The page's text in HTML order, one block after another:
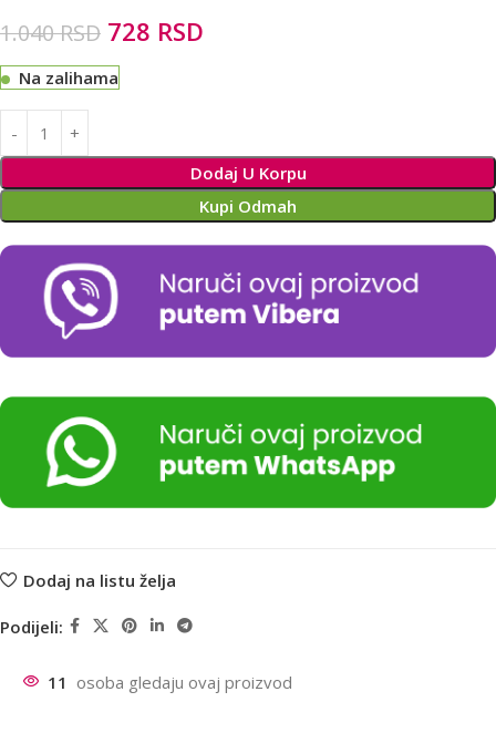
1.040RSD 728 RSD
Na zalihama
Dodaj U Korpu
Kupi Odmah
Alternative:
Dodaj na listu želja
Podijeli:
11 osoba gledaju ovaj proizvod